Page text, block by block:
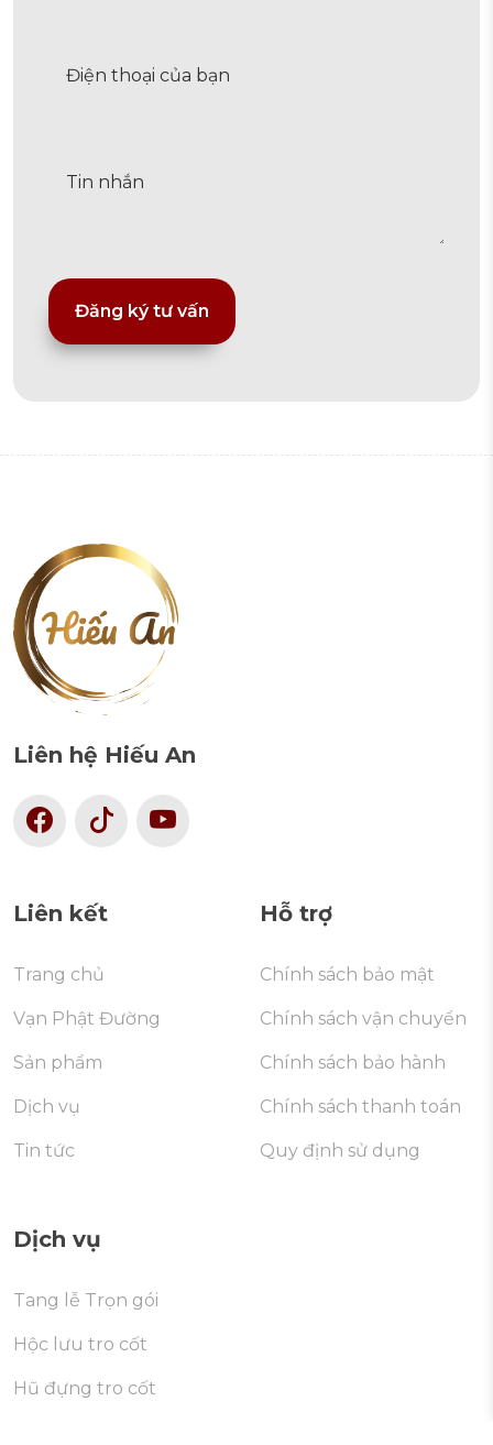
Liên hệ Hiếu An
Liên kết
Trang chủ
Vạn Phật Đường
Sản phẩm
Dịch vụ
Tin tức
Hỗ trợ
Chính sách bảo mật
Chính sách vận chuyển
Chính sách bảo hành
Chính sách thanh toán
Quy định sử dụng
Dịch vụ
Tang lễ Trọn gói
Hộc lưu tro cốt
Hũ đựng tro cốt